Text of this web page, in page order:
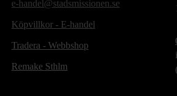
e-handel@stadsmissionen.se
Köpvillkor - E-handel
Tradera - Webbshop
Remake Sthlm